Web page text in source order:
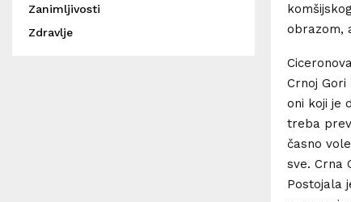
obrazom,
Crnoj
oni koji je
treba
časno
sve. Crna
Postojala
Zanimljivosti
Zdravlje